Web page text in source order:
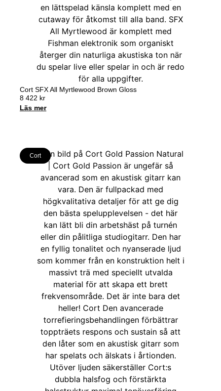
Cort SFX All Myrtlewood Brown Gloss
8 422 kr
Läs mer
Cort